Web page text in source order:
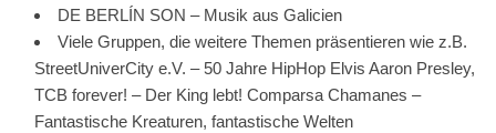
DE BERLÍN SON – Musik aus Galicien
Viele Gruppen, die weitere Themen präsentieren wie z.B.
StreetUniverCity e.V. – 50 Jahre HipHop Elvis Aaron Presley,
TCB forever! – Der King lebt! Comparsa Chamanes –
Fantastische Kreaturen, fantastische Welten